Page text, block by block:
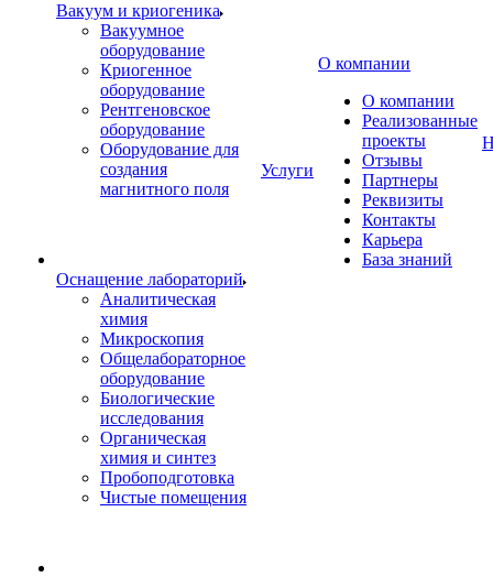
Вакуум и криогеника
Вакуумное
оборудование
Криогенное
оборудование
Рентгеновское
оборудование
Оборудование для
создания
магнитного поля
Оснащение лабораторий
Аналитическая
химия
Микроскопия
Общелабораторное
оборудование
Биологические
исследования
Органическая
химия и синтез
Пробоподготовка
Чистые помещения
Услуги
О компании
О компании
Реализованные
проекты
Отзывы
Партнеры
Реквизиты
Контакты
Карьера
База знаний